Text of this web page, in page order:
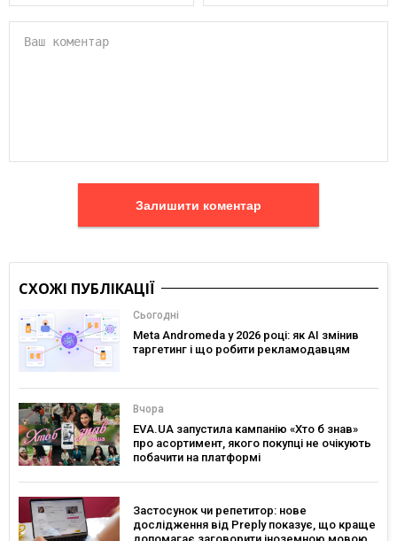
Залишити коментар
СХОЖІ ПУБЛІКАЦІЇ
Сьогодні
Meta Andromeda у 2026 році: як AI змінив
таргетинг і що робити рекламодавцям
Вчора
EVA.UA запустила кампанію «Хто б знав»
про асортимент, якого покупці не очікують
побачити на платформі
Застосунок чи репетитор: нове
дослідження від Preply показує, що краще